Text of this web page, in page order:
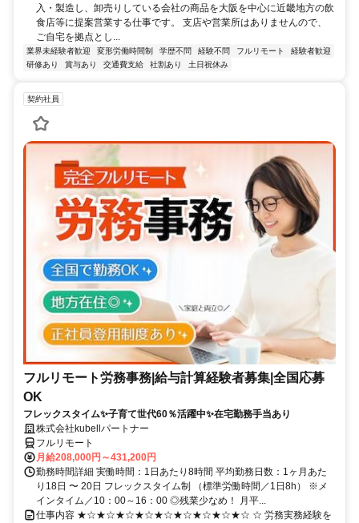
入・製造し、卸売りしている会社の商品を大阪を中心に近畿地方の飲
食店等に提案営業する仕事です。 支店や営業所はありませんので、
ご自宅を拠点とし...
業界未経験者歓迎 変形労働時間制 学歴不問 経験不問 フルリモート
経験者歓迎
研修あり
賞与あり 交通費支給 社割あり 土日祝休み
契約社員
フルリモート労務事務|給与計算経験者募集|全国応募
OK
フレックスタイム✨子育て世代60％活躍中✨在宅勤務手当あり
株式会社kubellパートナー
フルリモート
月給208,000円～431,200円
勤務時間詳細 実働時間：1日あたり8時間 平均勤務日数：1ヶ月あた
り18日 〜 20日 フレックスタイム制 （標準労働時間／1日8h） ※メ
インタイム／10：00～16：00 ◎残業少なめ！ 月平...
仕事内容 ★☆★☆★☆★☆★☆★☆★☆★☆★☆ ☆ 労務実務経験を